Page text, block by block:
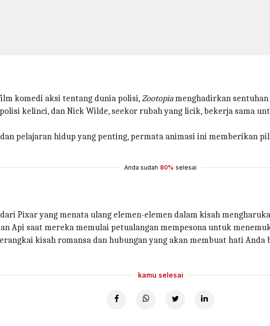
komedi aksi tentang dunia polisi,Zootopiamenghadirkan
kelinci, dan Nick Wilde, seekor rubah yang licik, bekerja sama
pelajaran hidup yang penting, permata animasi ini memberikan
Anda sudah 80% selesai
Pixar yang menata ulang elemen-elemen dalam kisah
Api saat mereka memulai petualangan mempesona untuk
kisah romansa dan hubungan yang akan membuat hati
kamu selesai